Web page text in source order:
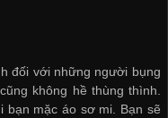
đối với những người bụng
không hề thùng thình.
bạn mặc áo sơ mi. Bạn sẽ